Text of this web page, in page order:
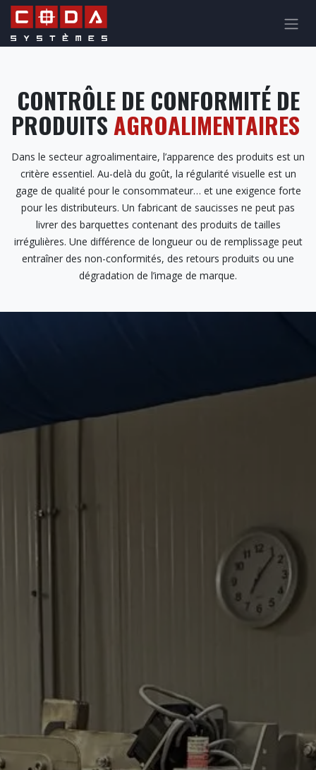
Se rendre au contenu
CONTRÔLE DE CONFORMITÉ ​DE
PRODUITS AGROALIMENTAIRES
Dans le secteur agroalimentaire, l’apparence des produits est un
critère essentiel. Au-delà du goût, la régularité visuelle est un
gage de qualité pour le consommateur… et une exigence forte
pour les distributeurs. Un fabricant de saucisses ne peut pas
livrer des barquettes contenant des produits de tailles
irrégulières. Une différence de longueur ou de remplissage peut
entraîner des non-conformités, des retours produits ou une
dégradation de l’image de marque.